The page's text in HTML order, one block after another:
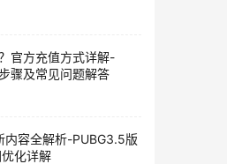
官方充值方式详解-
骤及常见问题解答
内容全解析-PUBG3.5版
化详解